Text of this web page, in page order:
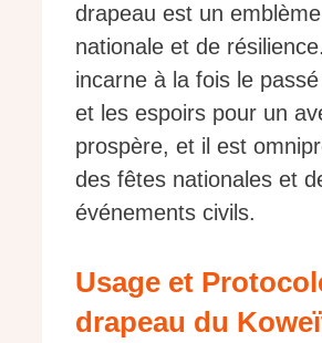
drapeau est un
nationale et de
incarne à la fois le
et les espoirs pour un
prospère, et il est
des fêtes nationales et
événements civils.
Usage et
drapeau du